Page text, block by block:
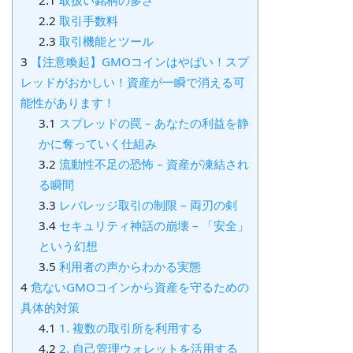
2.2 取引手数料
2.3 取引機能とツール
3 【注意喚起】GMOコインはやばい！スプ
レッドがおかしい！資産が一瞬で消える可
能性があります！
3.1 スプレッドの罠 – あなたの利益を静
かに奪っていく仕組み
3.2 流動性不足の恐怖 – 資産が凍結され
る瞬間
3.3 レバレッジ取引の制限 – 両刃の剣
3.4セキュリティ神話の崩壊 – 「安全」
という幻想
3.5 利用者の声からわかる実態
4 危ないGMOコインから資産を守るための
具体的対策
4.1 1. 複数の取引所を利用する
4.2 2. 自己管理ウォレットを活用する